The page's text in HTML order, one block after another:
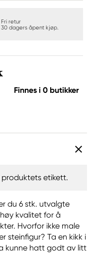
Fri retur
30 dagers åpent kjøp.
Finnes i 0 butikker
etikett.
du 6 stk. utvalgte
kvalitet for å
Hvorfor ikke male
steinfigur? Ta en kikk i
kunne hatt godt av litt